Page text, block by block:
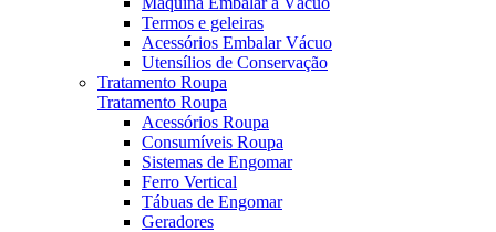
Termos e geleiras
Acessórios Embalar Vácuo
Utensílios de Conservação
Tratamento Roupa
Tratamento Roupa
Acessórios Roupa
Consumíveis Roupa
Sistemas de Engomar
Ferro Vertical
Tábuas de Engomar
Geradores